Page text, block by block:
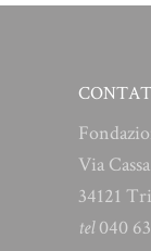
Via
34121
tel040